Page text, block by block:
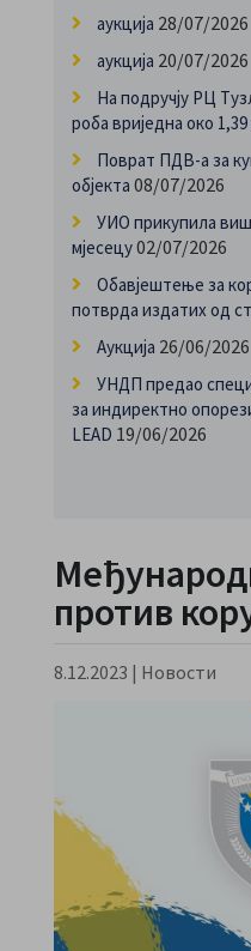
аукција 28/07/2026
аукција 20/07/2026
На подручју РЦ
роба вриједна око
Поврат ПДВ-а за
објекта 08/07/2026
УИО прикупила
мјесецу02/07/2026
Обавјештење за
потврда издатих од
Аукција 26/06/2026
УНДП предао
за индиректно
LEAD 19/06/2026
против
8.12.2023 | Новости